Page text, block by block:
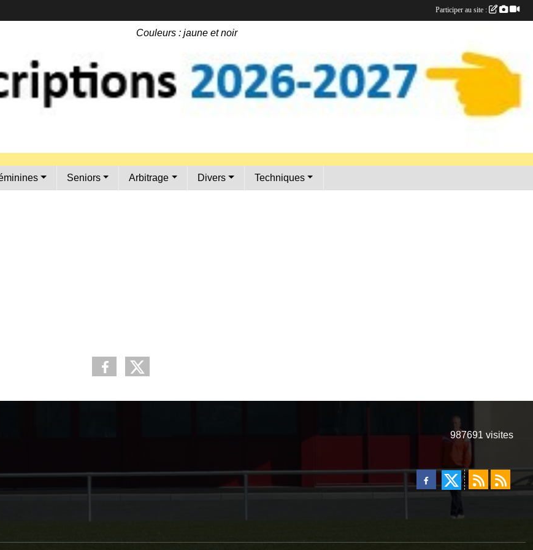
Couleurs : jaune et noir
Seniors Arbitrage Divers Techniques
987691 visites
Participer au site :
•
•
•
•
•
•
•